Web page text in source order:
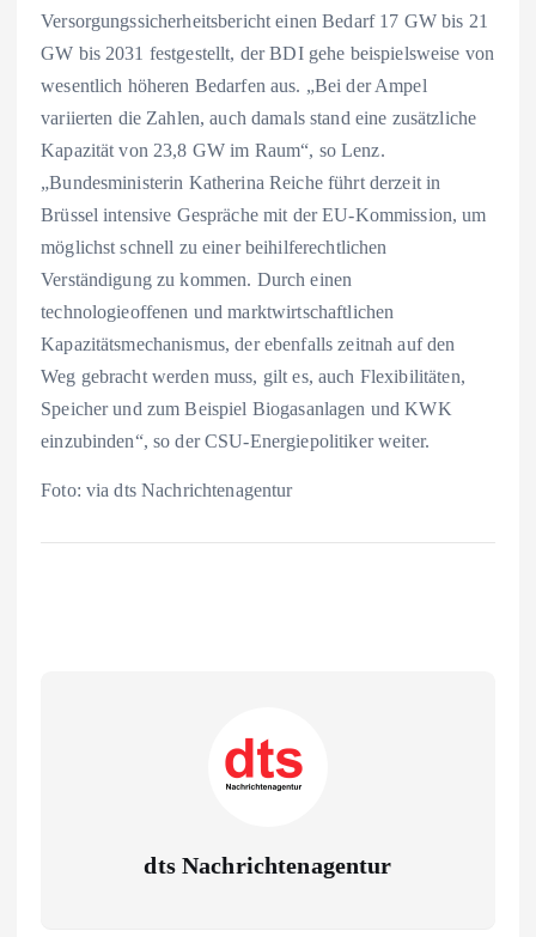
Versorgungssicherheitsbericht einen Bedarf 17 GW bis 21
GW bis 2031 festgestellt, der BDI gehe beispielsweise von
wesentlich höheren Bedarfen aus. „Bei der Ampel
variierten die Zahlen, auch damals stand eine zusätzliche
Kapazität von 23,8 GW im Raum“, so Lenz.
„Bundesministerin Katherina Reiche führt derzeit in
Brüssel intensive Gespräche mit der EU-Kommission, um
möglichst schnell zu einer beihilferechtlichen
Verständigung zu kommen. Durch einen
technologieoffenen und marktwirtschaftlichen
Kapazitätsmechanismus, der ebenfalls zeitnah auf den
Weg gebracht werden muss, gilt es, auch Flexibilitäten,
Speicher und zum Beispiel Biogasanlagen und KWK
einzubinden“, so der CSU-Energiepolitiker weiter.
Foto: via dts Nachrichtenagentur
dts Nachrichtenagentur